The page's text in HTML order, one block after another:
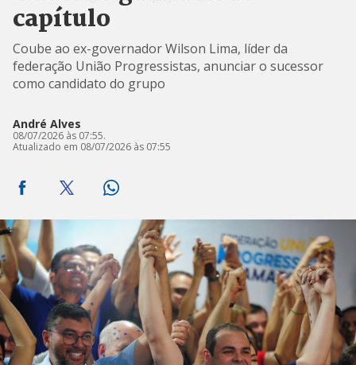
capítulo
Coube ao ex-governador Wilson Lima, líder da
federação União Progressistas, anunciar o sucessor
como candidato do grupo
André Alves
08/07/2026 às 07:55.
Atualizado em 08/07/2026 às 07:55